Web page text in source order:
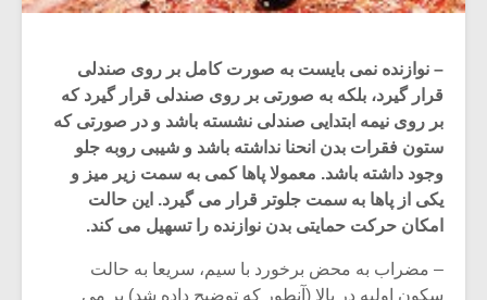
– نوازنده نمی بایست به صورت کامل بر روی صندلی
قرار گیرد، بلکه به صورتی بر روی صندلی قرار گیرد که
بر روی نیمه ابتدایی صندلی نشسته باشد و در صورتی که
ستون فقرات بدن انحنا نداشته باشد و شیبی روبه جلو
وجود داشته باشد. معمولا پاها کمی به سمت زیر میز و
یکی از پاها به سمت جلوتر قرار می گیرد. این حالت
امکان حرکت حمایتی بدن نوازنده را تسهیل می کند.
– مضراب به محض برخورد با سیم، سریعا به حالت
سکون اولیه در بالا (آنطور که توضیح داده شد) بر می